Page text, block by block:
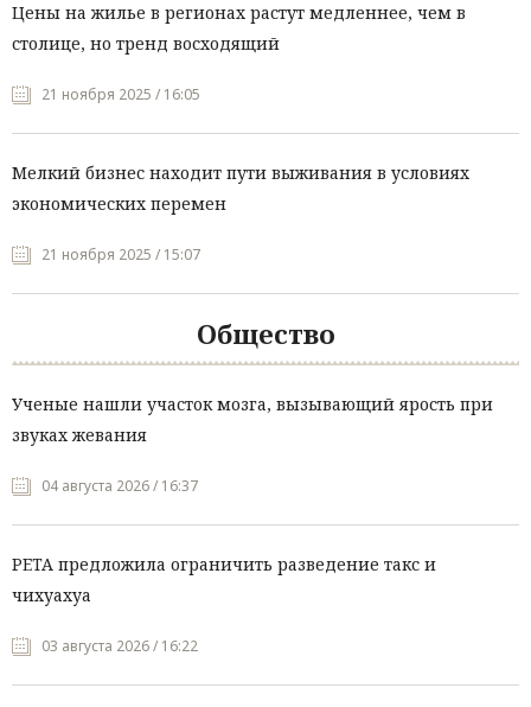
Цены на жилье в регионах растут медленнее, чем в
столице, но тренд восходящий
21 ноября 2025 / 16:05
Мелкий бизнес находит пути выживания в условиях
экономических перемен
21 ноября 2025 / 15:07
Общество
Ученые нашли участок мозга, вызывающий ярость при
звуках жевания
04 августа 2026 / 16:37
PETA предложила ограничить разведение такс и
чихуахуа
03 августа 2026 / 16:22